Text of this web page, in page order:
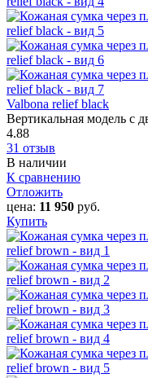
Valbona relief black
Вертикальная модель с
4.88
31 отзыв
В наличии
К сравнению
Отложить
цена: 11 950 руб.
Купить